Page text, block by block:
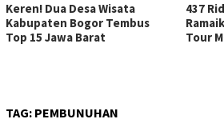
Keren! Dua Desa Wisata
Kabupaten Bogor Tembus
Top 15 Jawa Barat
437
Tour
TAG: PEMBUNUHAN